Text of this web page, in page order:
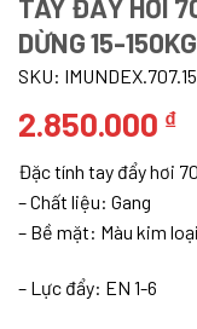
TAY ĐẨY HƠI
DỪNG 15-150KG
SKU:
2.850.000 ₫
Đặc tính tay đẩy hơi
– ​Chất liệu: Gang
– Bề mặt: Màu kim loại
– Lực đẩy: EN 1-6